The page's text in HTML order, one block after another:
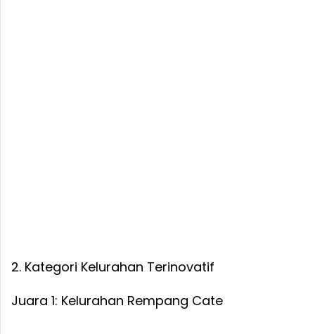
2. Kategori Kelurahan Terinovatif
Juara 1: Kelurahan Rempang Cate